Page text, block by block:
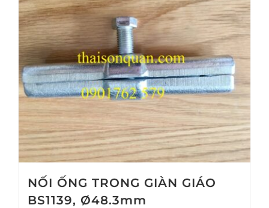
NỐI ỐNG TRONG GIÀN GIÁO
BS1139, Ø48.3mm